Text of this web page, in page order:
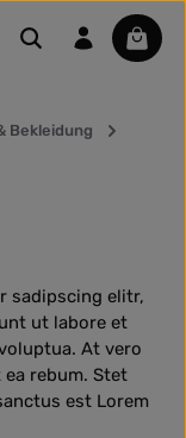
Bekleidung
sadipscing elitr,
ut labore et
At vero
rebum. Stet
est Lorem